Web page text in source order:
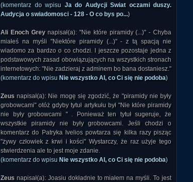
(komentarz do wpisu Ja do Audycji Swiat oczami duszy.
Audycja o swiadomosci - 128 - O co bys po...)
Ali Enoch Greynapisał(a): "Nie które piramidy (...)" - Chyba
miałeś na myśli "Niektóre piramidy (...)" - z tą spacją nie
wiadomo za bardzo o co chodzi. I jeszcze pozostaje jedna z
podstawowych zasad obowiązujących na wszystkich stronach
internetowych: "Nie zadzieraj z adminem bo bana dostaniesz."
(komentarz do wpisu Nie wszystko AI, co Ci się nie podoba)
Zeus napisał(a): Nie mogę się zgodzić, że "piramidy nie były
grobowcami" otóż gdyby tytuł artykułu był "Nie które piramidy
nie były grobowcami " . Ponieważ ten tytuł sugeruje, że
wszystkie piramidy nie były grobowcami. Jeśli chodzi o
komentarz do Patryka Ivelios powtarza się kilka razy pisząc
"żywy człowiek z krwi i kości" Wystarczy, że raz użyje tego
stwierdzenia ale to jest moje zdanie.
(komentarz do wpisu Nie wszystko AI, co Ci się nie podoba)
Zeus napisał(a): Joasiu dokładnie to miałem na myśli. To jest